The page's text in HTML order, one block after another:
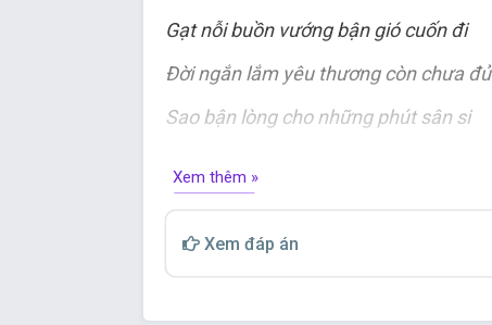
Gạt nỗi buồn vướng bận gió cuốn đi
Đời ngắn lắm yêu thương còn chưa đủ
Sao bận lòng cho những phút sân si
Sống vị tha mạnh mẽ giữa cuộc đời
Xem thêm »
Xem đáp án